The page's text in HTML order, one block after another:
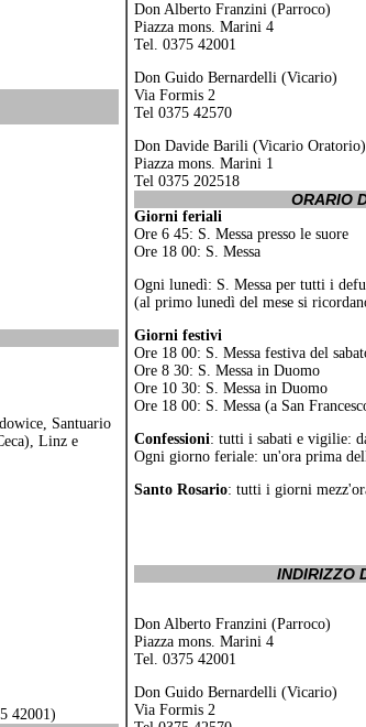
Santuario
Linz e
42001)
Don Alberto Franzini (Parroco)
Piazza mons. Marini 4
Tel. 0375 42001
Don Guido Bernardelli (Vicario)
Via Formis 2
Tel 0375 42570
Don Davide Barili (Vicario Oratorio)
Piazza mons. Marini 1
Tel 0375 202518
ORARIO
Giorni feriali
Ore 6 45: S. Messa presso le suore
Ore 18 00: S. Messa
Ogni lunedì: S. Messa per tutti i
(al primo lunedì del mese si
Giorni festivi
Ore 18 00: S. Messa festiva del
Ore 8 30: S. Messa in Duomo
Ore 10 30: S. Messa in Duomo
Ore 18 00: S. Messa (a San
Confessioni: tutti i sabati e vigilie:
Ogni giorno feriale: un'ora prima
Santo Rosario: tutti i giorni
INDIRIZZO
Don Alberto Franzini (Parroco)
Piazza mons. Marini 4
Tel. 0375 42001
Don Guido Bernardelli (Vicario)
Via Formis 2